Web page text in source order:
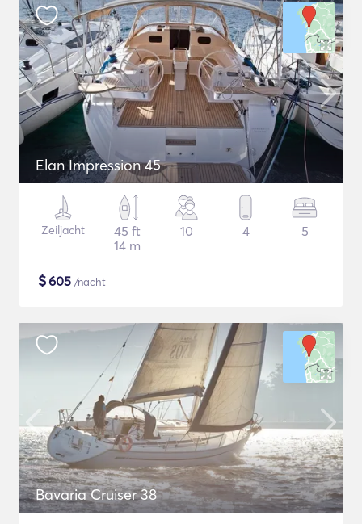
Elan Impression 45
Zeiljacht
45 ft
14 m
10 4 5
$605 /nacht
Bavaria Cruiser 38